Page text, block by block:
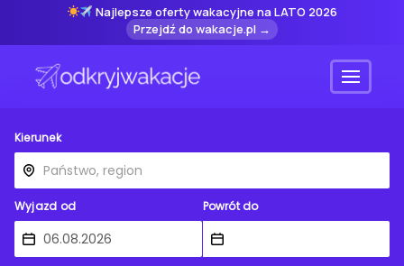
Najlepsze oferty wakacyjne na LATO 2026
Przejdź do wakacje.pl →
Menu
Kierunek
Wyjazd od Powrót do